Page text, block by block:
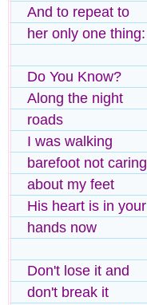
And to repeat to
her only one thing:
Do You Know?
Along the night
roads
I was walking
barefoot not caring
about my feet
His heart is in your
hands now
Don't lose it and
don't break it